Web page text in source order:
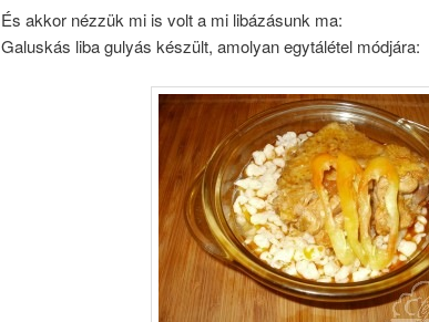
És akkor nézzük mi is volt a mi libázásunk ma:
Galuskás liba gulyás készült, amolyan egytálétel módjára: